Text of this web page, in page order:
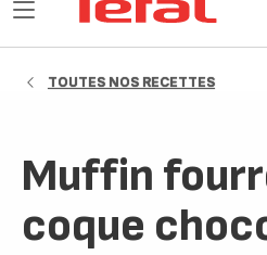
Ouvrir
TOUTES NOS RECETTES
Muffin
coque